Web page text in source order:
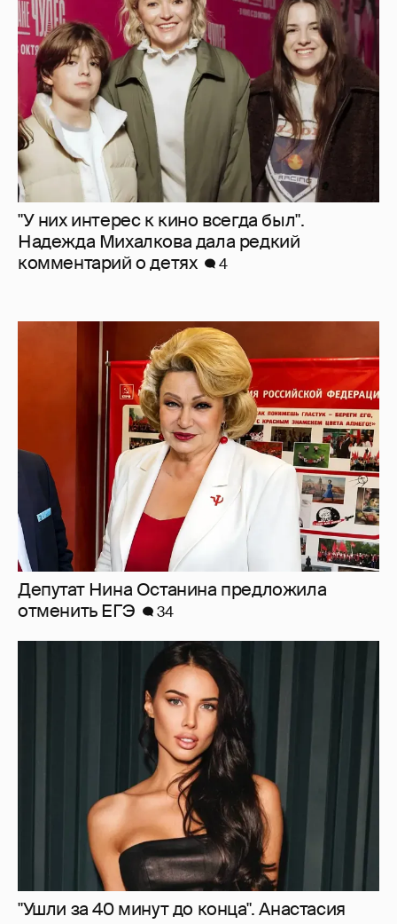
Надежда Михалкова дала редкий
комментарий о детях
4
Депутат Нина Останина предложила
отменить ЕГЭ
34
"Ушли за 40 минут до конца". Анастасия
Решетова раскритиковала "Одиссею"
Кристофера Нолана
22